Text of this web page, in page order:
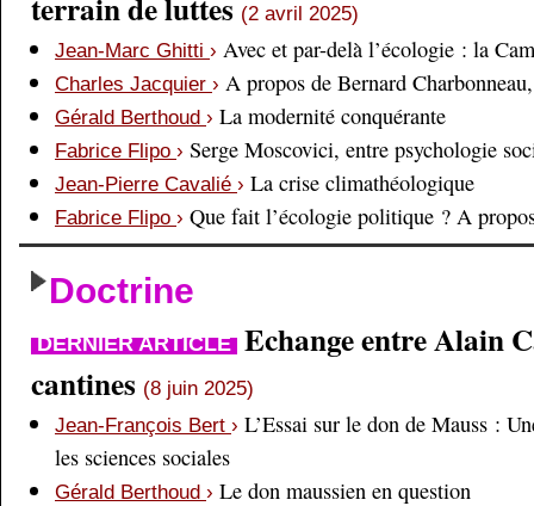
terrain de luttes (2 avril 2025)
Jean-Marc Ghitti › Avec et par-delà l’écologie : la
Charles Jacquier › A propos de Bernard
Gérald Berthoud › La modernité conquérante
Fabrice Flipo › Serge Moscovici, entre psychologie
Jean-Pierre Cavalié › La crise climathéologique
Fabrice Flipo › Que fait l’écologie politique ? A
Doctrine
DERNIER ARTICLE Echange entre Alain
cantines (8 juin 2025)
Jean-François Bert › L’Essai sur le don de Mauss :
les sciences sociales
Gérald Berthoud › Le don maussien en question